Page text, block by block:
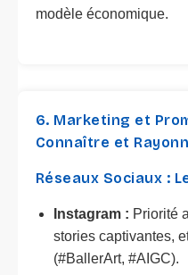
modèle économique.
6. Marketing et
Connaître et
Réseaux Sociaux :
Instagram : Priorité
stories captivantes,
(#BallerArt, #AIGC).